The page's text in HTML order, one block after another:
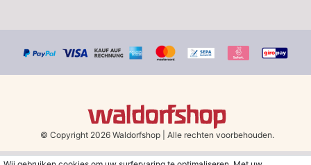
© Copyright 2026 Waldorfshop Alle rechten voorbehouden.